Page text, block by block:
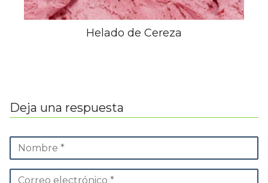
Helado de Cereza
Deja una respuesta